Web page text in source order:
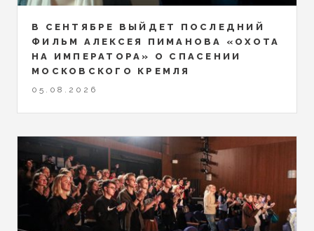
В СЕНТЯБРЕ ВЫЙДЕТ ПОСЛЕДНИЙ
ФИЛЬМ АЛЕКСЕЯ ПИМАНОВА «ОХОТА
НА ИМПЕРАТОРА» О СПАСЕНИИ
МОСКОВСКОГО КРЕМЛЯ
05.08.2026